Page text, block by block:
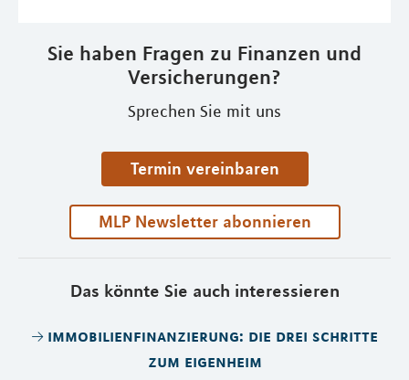
Sie haben Fragen zu Finanzen und
Versicherungen?
Sprechen Sie mit uns
Termin vereinbaren
MLP Newsletter abonnieren
Das könnte Sie auch interessieren
immobilienfinanzierung: die drei schritte
zum eigenheim